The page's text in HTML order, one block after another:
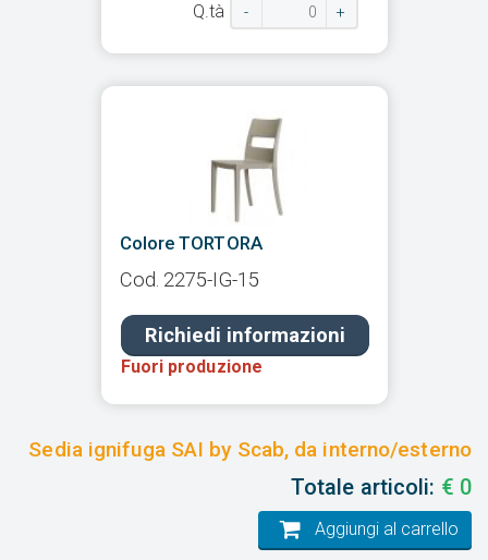
Q.tà - +
Colore TORTORA
Cod. 2275-IG-15
Richiedi informazioni
Fuori produzione
Sedia ignifuga SAI by Scab, da interno/esterno
Totale articoli: € 0
Aggiungi al carrello